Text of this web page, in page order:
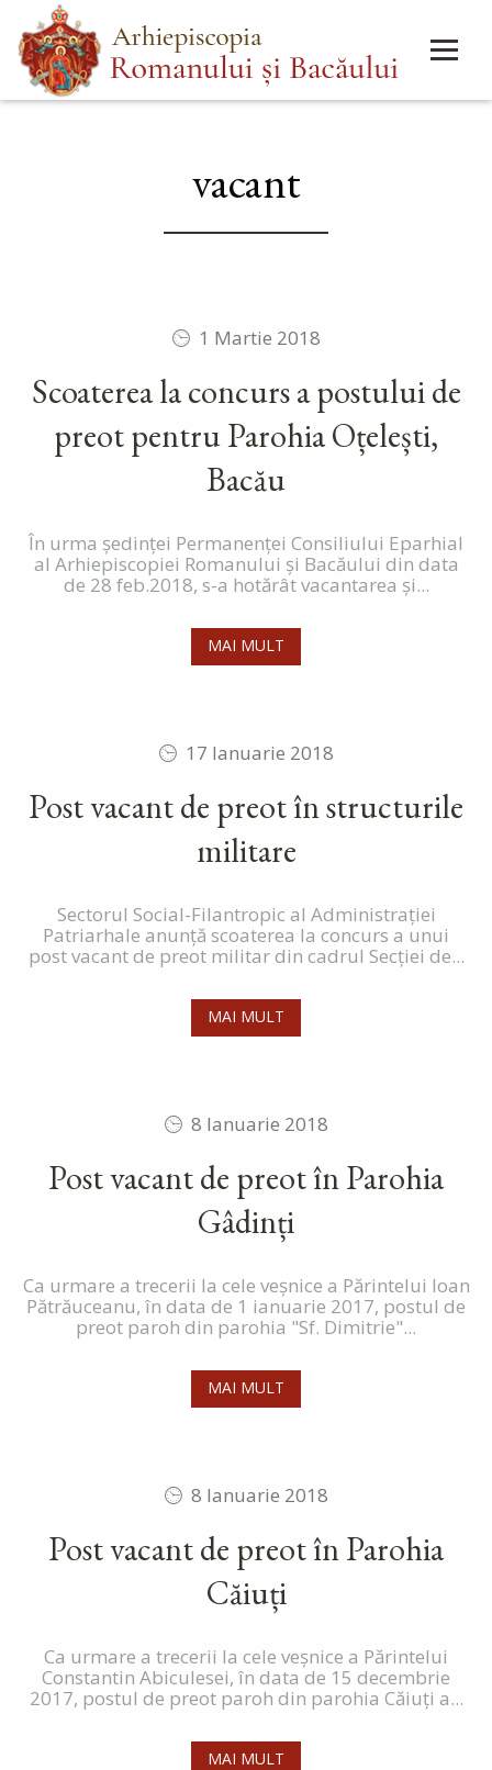
Mergi
la
conţinutul
Main
menu
vacant
1 Martie 2018
Scoaterea la concurs a postului de
preot pentru Parohia Oțelești,
Bacău
În urma ședinței Permanenței Consiliului Eparhial
al Arhiepiscopiei Romanului și Bacăului din data
de 28 feb.2018, s-a hotărât vacantarea și...
MAI MULT
17 Ianuarie 2018
Post vacant de preot în structurile
militare
Sectorul Social-Filantropic al Administrației
Patriarhale anunță scoaterea la concurs a unui
post vacant de preot militar din cadrul Secției de...
MAI MULT
8 Ianuarie 2018
Post vacant de preot în Parohia
Gâdinți
Ca urmare a trecerii la cele veșnice a Părintelui Ioan
Pătrăuceanu, în data de 1 ianuarie 2017, postul de
preot paroh din parohia "Sf. Dimitrie"...
MAI MULT
8 Ianuarie 2018
Post vacant de preot în Parohia
Căiuți
Ca urmare a trecerii la cele veșnice a Părintelui
Constantin Abiculesei, în data de 15 decembrie
2017, postul de preot paroh din parohia Căiuți a...
MAI MULT